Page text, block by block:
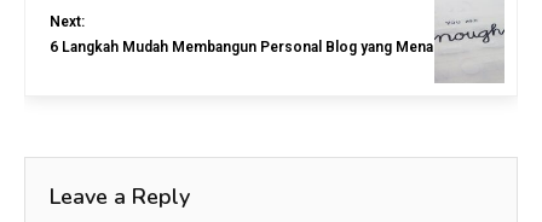
Next:
6 Langkah Mudah Membangun Personal Blog yang Menarik
Leave a Reply